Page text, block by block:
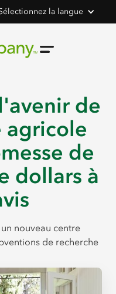
la langue
de
agricole
de
dollars à
nouveau centre
de recherche